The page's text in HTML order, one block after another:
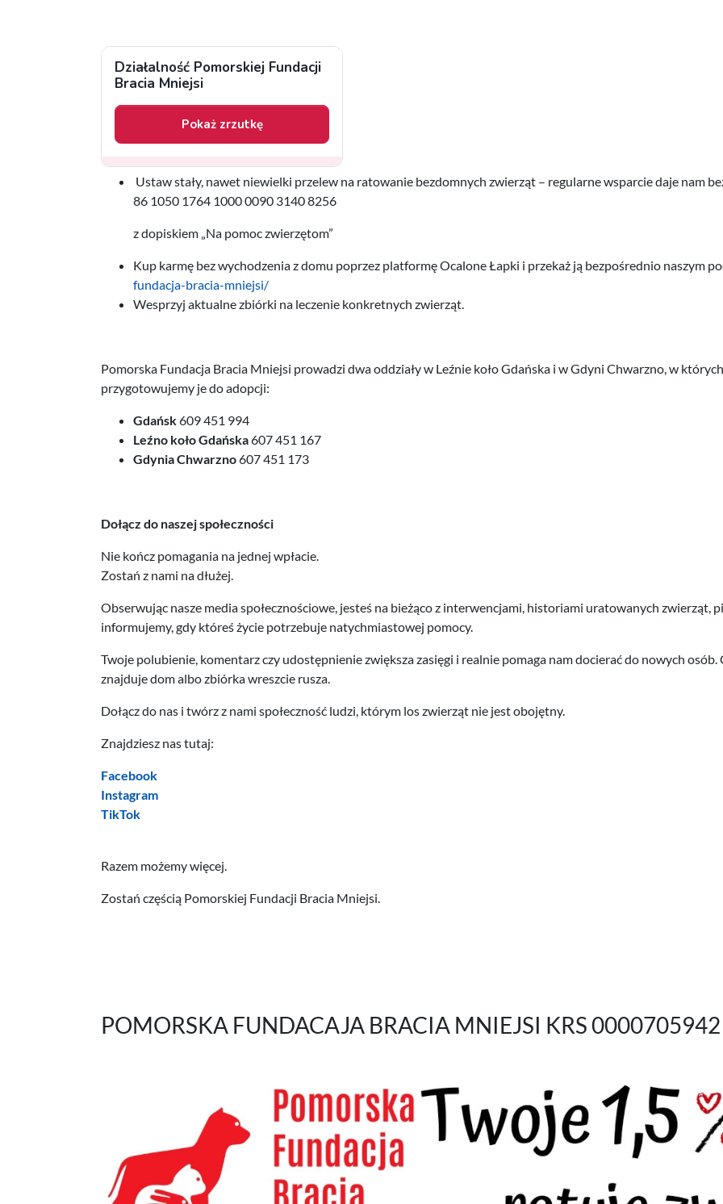
Ustaw stały, nawet niewielki przelew na ratowanie bezdomnych zwierząt – regularne wsparcie daje nam
86 1050 1764 1000 0090 3140 8256
z dopiskiem „Na pomoc zwierzętom”
Kup karmę bez wychodzenia z domu poprzez platformę Ocalone Łapki i przekaż ją bezpośrednio naszym
fundacja-bracia-mniejsi/
Wesprzyj aktualne zbiórki na leczenie konkretnych zwierząt.
Pomorska Fundacja Bracia Mniejsi prowadzi dwa oddziały w Leźnie koło Gdańska i w Gdyni Chwarzno, w
przygotowujemy je do adopcji:
Gdańsk609 451 994
Leźno koło Gdańska607 451 167
Gdynia Chwarzno607 451 173
Dołącz do naszej społeczności
Nie kończ pomagania na jednej wpłacie.
Zostań z nami na dłużej.
Obserwując nasze media społecznościowe, jesteś na bieżąco z interwencjami, historiami uratowanych zwierząt,
informujemy, gdy któreś życie potrzebuje natychmiastowej pomocy.
Twoje polubienie, komentarz czy udostępnienie zwiększa zasięgi i realnie pomaga nam docierać do nowych
znajduje dom albo zbiórka wreszcie rusza.
Dołącz do nas i twórz z nami społeczność ludzi, którym los zwierząt nie jest obojętny.
Znajdziesz nas tutaj:
Facebook
Instagram
TikTok
Razem możemy więcej.
Zostań częścią Pomorskiej Fundacji Bracia Mniejsi.
POMORSKA FUNDACAJA BRACIA MNIEJSI KRS 0000705942